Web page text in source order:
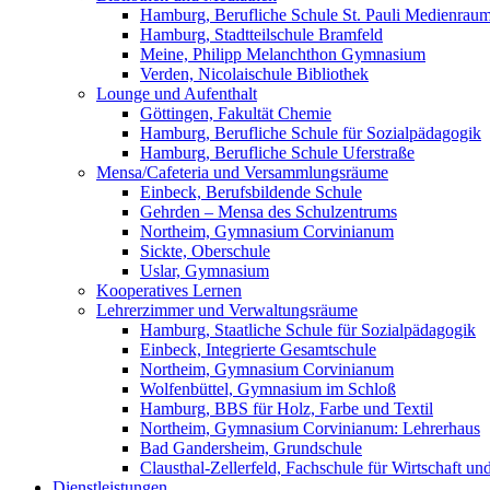
Hamburg, Berufliche Schule St. Pauli
Hamburg, Stadtteilschule Bramfeld
Meine, Philipp Melanchthon Gymnasium
Verden, Nicolaischule Bibliothek
Lounge und Aufenthalt
Göttingen, Fakultät Chemie
Hamburg, Berufliche Schule für Sozialpädagogik
Hamburg, Berufliche Schule Uferstraße
Mensa/Cafeteria und Versammlungsräume
Einbeck, Berufsbildende Schule
Gehrden – Mensa des Schulzentrums
Northeim, Gymnasium Corvinianum
Sickte, Oberschule
Uslar, Gymnasium
Kooperatives Lernen
Lehrerzimmer und Verwaltungsräume
Hamburg, Staatliche Schule für Sozialpädagogik
Einbeck, Integrierte Gesamtschule
Northeim, Gymnasium Corvinianum
Wolfenbüttel, Gymnasium im Schloß
Hamburg, BBS für Holz, Farbe und Textil
Northeim, Gymnasium Corvinianum: Lehrerhaus
Bad Gandersheim, Grundschule
Clausthal-Zellerfeld, Fachschule für Wirtschaft